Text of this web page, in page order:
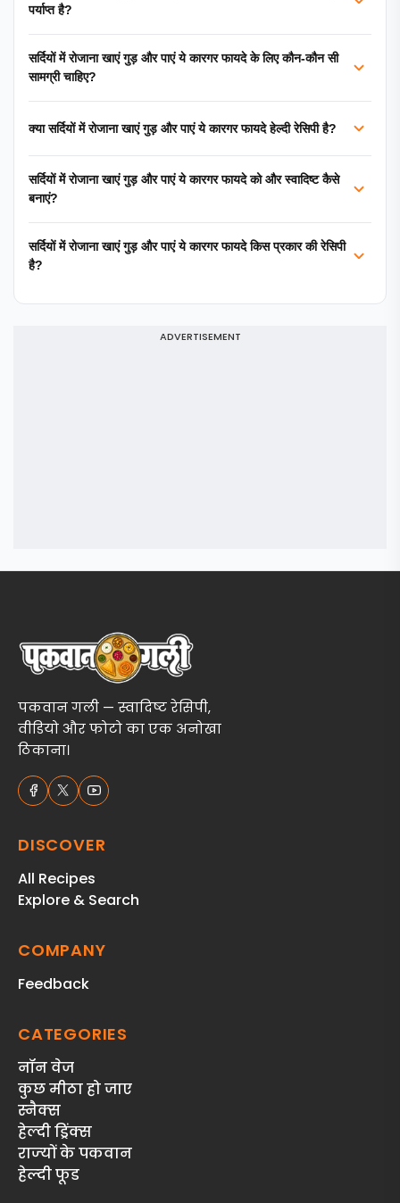
पर्याप्त है?
सर्दियों में रोजाना खाएं गुड़ और पाएं ये कारगर फायदे के लिए कौन-कौन सी
सामग्री चाहिए?
क्या सर्दियों में रोजाना खाएं गुड़ और पाएं ये कारगर फायदे हेल्दी रेसिपी है?
सर्दियों में रोजाना खाएं गुड़ और पाएं ये कारगर फायदे को और स्वादिष्ट कैसे
बनाएं?
सर्दियों में रोजाना खाएं गुड़ और पाएं ये कारगर फायदे किस प्रकार की रेसिपी
है?
ADVERTISEMENT
पकवान गली — स्वादिष्ट रेसिपी,
वीडियो और फोटो का एक अनोखा
ठिकाना।
DISCOVER
All Recipes
Explore & Search
COMPANY
Feedback
CATEGORIES
नॉन वेज
कुछ मीठा हो जाए
स्‍नैक्‍स
हेल्दी ड्रिंक्स
राज्‍यों के पकवान
हेल्‍दी फूड